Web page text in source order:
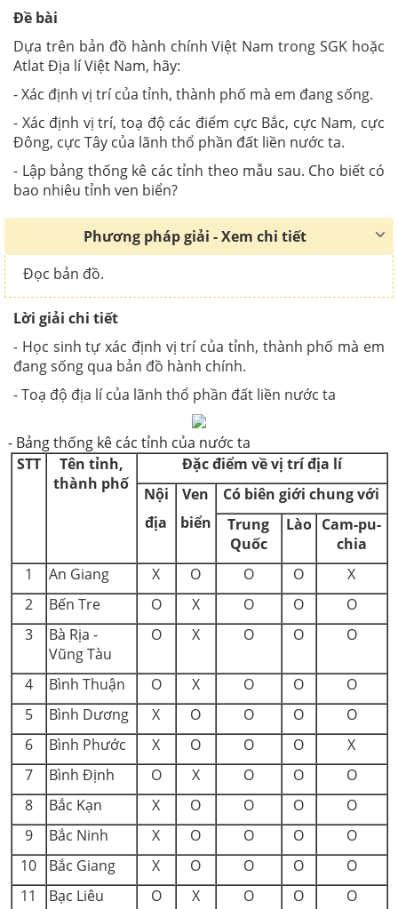
Đề bài
Dựa trên bản đồ hành chính Việt Nam trong SGK hoặc
Atlat Địa lí Việt Nam, hãy:
- Xác định vị trí của tỉnh, thành phố mà em đang sống.
- Xác định vị trí, toạ độ các điểm cực Bắc, cực Nam, cực
Đông, cực Tây của lãnh thổ phần đất liền nước ta.
- Lập bảng thống kê các tỉnh theo mẫu sau. Cho biết có
bao nhiêu tỉnh ven biển?
Phương pháp giải - Xem chi tiết
Đọc bản đồ.
Lời giải chi tiết
- Học sinh tự xác định vị trí của tỉnh, thành phố mà em
đang sống qua bản đồ hành chính.
- Toạ độ địa lí của lãnh thổ phần đất liền nước ta
- Bảng thống kê các tỉnh của nước ta
STT
Tên tỉnh,
thành phố
Đặc điểm về vị trí địa lí
Nội
địa
Ven
biển
Có biên giới chung với
Trung
Quốc
Lào Cam-pu-
chia
1
An Giang X O O O
X
2
Bến Tre O X O O
O
3
Bà Rịa -
Vũng Tàu
O X O O O
4 Bình Thuận O X O O
O
5
Bình Dương X O O O
O
6
Bình Phước X O O O
X
7
Bình Định O X O O
O
8
Bắc Kạn X O O O
O
9
Bắc Ninh X O O O
O
10
Bắc Giang X O O O
O
11
Bạc Liêu O X O O
O